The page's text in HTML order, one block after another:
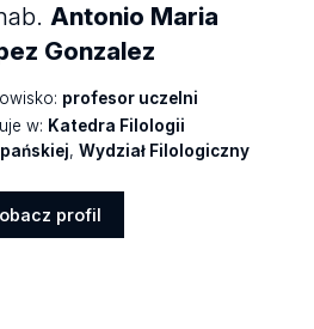
Antonio Maria
Gonzalez
profesor uczelni
w: Katedra Filologii
,Wydział Filologiczny
profil